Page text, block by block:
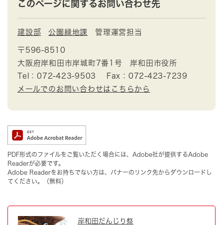
このページに関するお問い合わせ先
建設部 公園緑地課 管理運営担当
〒596-8510
大阪府岸和田市岸城町7番1号 岸和田市役所
Tel：072-423-9503
Fax：072-423-7239
メールでのお問い合わせはこちらから
PDF形式のファイルをご覧いただく場合には、Adobe社が提供するAdobe
Readerが必要です。
Adobe Readerをお持ちでない方は、バナーのリンク先からダウンロードし
てください。（無料）
岸和田だんじり祭